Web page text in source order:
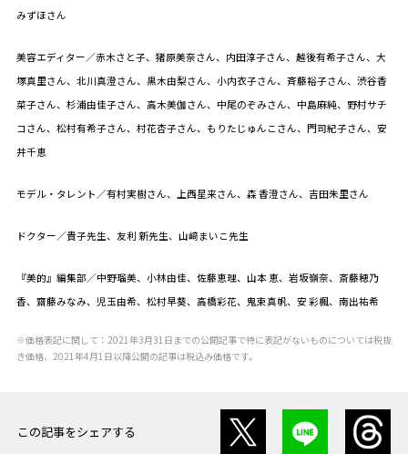
みずほさん
美容エディター／赤木さと子、猪原美奈さん、内田淳子さん、越後有希子さん、大
塚真里さん、北川真澄さん、黒木由梨さん、小内衣子さん、斉藤裕子さん、渋谷香
菜子さん、杉浦由佳子さん、高木美伽さん、中尾のぞみさん、中島麻純、野村サチ
コさん、松村有希子さん、村花杏子さん、もりたじゅんこさん、門司紀子さん、安
井千恵
モデル・タレント／有村実樹さん、上西星来さん、森 香澄さん、吉田朱里さん
ドクター／貴子先生、友利 新先生、山﨑まいこ先生
『美的』編集部／中野瑠美、小林由佳、佐藤恵理、山本 恵、岩坂嶺奈、斎藤穂乃
香、齋藤みなみ、児玉由希、松村早葵、高橋彩花、鬼束真帆、安 彩楓、南出祐希
※価格表記に関して：2021年3月31日までの公開記事で特に表記がないものについては税抜
き価格、2021年4月1日以降公開の記事は税込み価格です。
この記事をシェアする